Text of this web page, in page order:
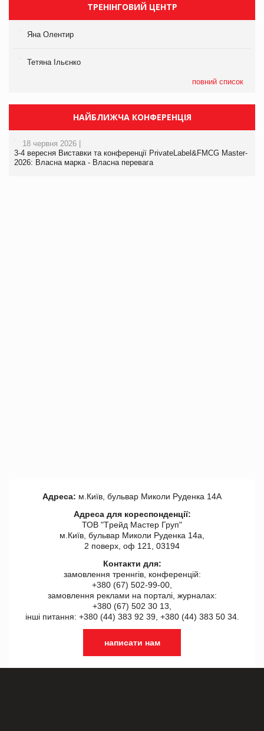
ТРЕНІНГОВИЙ ЦЕНТР
Яна Олентир
Тетяна Ільєнко
повний список
НАЙБЛИЖЧА КОНФЕРЕНЦІЯ
18 червня 2026 |
3-4 вересня Виставки та конференції PrivateLabel&FMCG Master-
2026: Власна марка - Власна перевага
Адреса: м.Київ, бульвар Миколи Руденка 14А
Адреса для кореспонденції:
ТОВ "Tрейд Мастер Груп"
м.Київ, бульвар Миколи Руденка 14а,
2 поверх, оф 121, 03194
Контакти для:
замовлення треннгів, конференцій:
+380 (67) 502-99-00,
замовлення реклами на порталі, журналах:
+380 (67) 502 30 13,
інші питання: +380 (44) 383 92 39, +380 (44) 383 50 34.
написати нам